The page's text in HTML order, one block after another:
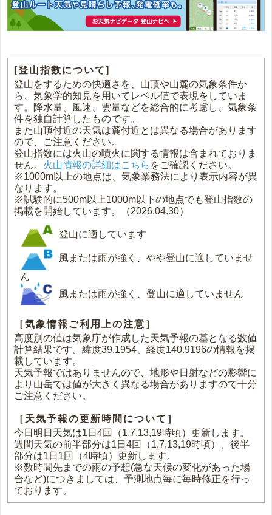
[登山指数について]
登山をするための快適さを、山頂や山麓の気象条件か
ら、気象学的知見を用いてレベル値で表現をしていま
す。降水量、風速、雲量などを総合的に考慮し、気象条
件を独自計算したものです。
また山頂付近の天気は麓付近とは異なる場合があります
ので、ご注意ください。
登山指数には火山の噴火に関する情報は含まれておりま
せん。 火山情報の詳細はこちら をご確認ください。
※1000m以上の地点は、気象業務法により表示内容が異
なります。
※試験的に500m以上1000m以下の地点でも登山指数の
掲載を開始しています。（2026.04.30）
登山に適しています
風または雨が強く、やや登山に適していませ
ん
風または雨が強く、登山に適していません
［気象情報ご利用上の注意］
高度別の値は気象庁が作成した天気予報の基となる数値
計算結果です。緯度39.1954、経度140.9196の情報を掲
載しています。
天気予報ではありませんので、地形や日射などの影響に
より山岳では値が大きく異なる場合がありますので十分
ご注意ください。
［天気予報の更新時間について］
今日明日天気は1日4回（1,7,13,19時頃）更新します。
週間天気の前半部分は1日4回（1,7,13,19時頃）、後半
部分は1日1回（4時頃）更新します。
※数時間先までの雨の予想(急な天候の変化があった場
合など)につきましては、予測地点毎に毎時修正を行っ
ております。